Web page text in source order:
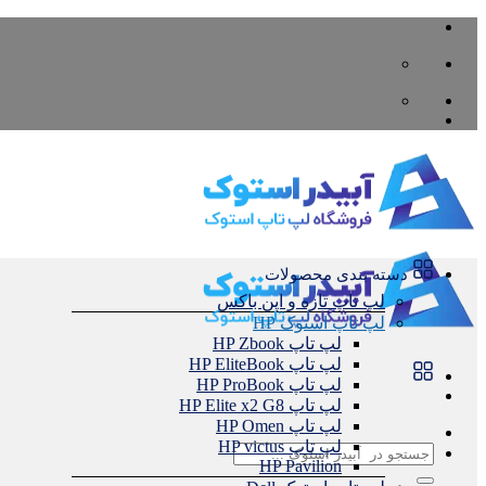
Skip
content
جستجو
دسته بندی محصولات
لپ تاپ تازه و اپن باکس
لپ تاپ استوک HP
لپ تاپ HP Zbook
لپ تاپ HP EliteBook
لپ تاپ HP ProBook
لپ تاپ HP Elite x2 G8
لپ تاپ HP Omen
لپ تاپ HP victus
HP Pavilion